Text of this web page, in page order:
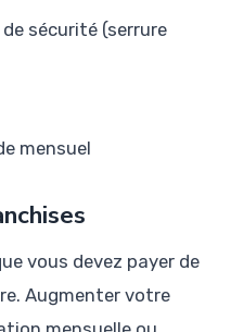
sécurité (serrure
mensuel
vous devez payer de
Augmenter votre